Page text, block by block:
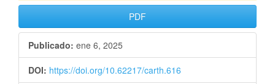
PDF
Publicado: ene 6, 2025
DOI: https://doi.org/10.62217/carth.616